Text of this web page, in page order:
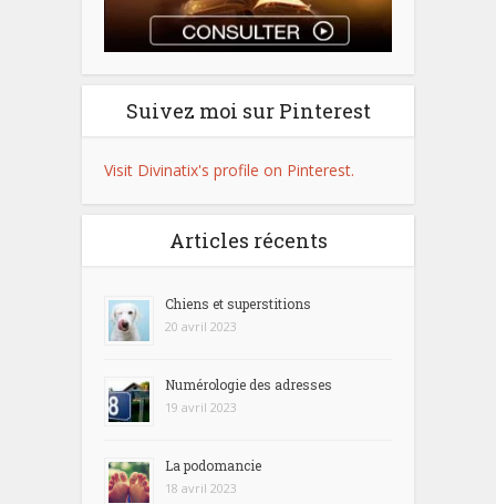
Suivez moi sur Pinterest
Visit Divinatix's profile on Pinterest.
Articles récents
Chiens et superstitions
20 avril 2023
Numérologie des adresses
19 avril 2023
La podomancie
18 avril 2023